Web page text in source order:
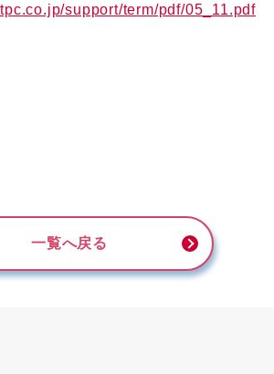
support/term/pdf/05_11.pdf
一覧へ戻る